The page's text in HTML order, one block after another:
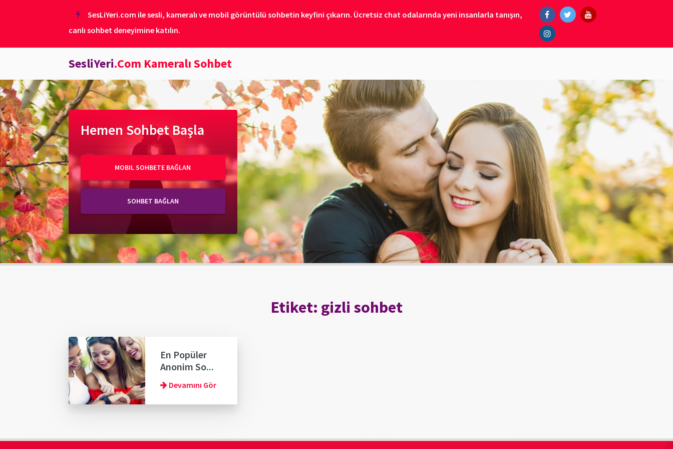
SesLiYeri.com ile sesli, kameralı ve mobil görüntülü sohbetin keyfini çıkarın. Ücretsiz chat odalarında yeni insanlarla tanışın,
canlı sohbet deneyimine katılın.
SesliYeri.Com Kameralı Sohbet
Hemen Sohbet Başla
MOBIL SOHBETE BAĞLAN
SOHBET BAĞLAN
Etiket: gizli sohbet
En Popüler
Anonim So...
Devamını Gör